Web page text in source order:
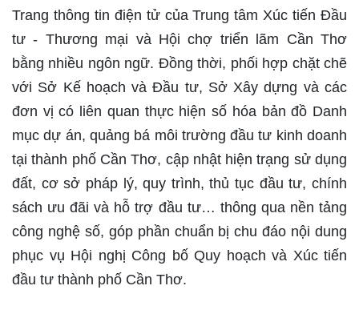
Trang thông tin điện tử của Trung tâm Xúc tiến Đầu
tư - Thương mại và Hội chợ triển lãm Cần Thơ
bằng nhiều ngôn ngữ. Đồng thời, phối hợp chặt chẽ
với Sở Kế hoạch và Đầu tư, Sở Xây dựng và các
đơn vị có liên quan thực hiện số hóa bản đồ Danh
mục dự án, quảng bá môi trường đầu tư kinh doanh
tại thành phố Cần Thơ, cập nhật hiện trạng sử dụng
đất, cơ sở pháp lý, quy trình, thủ tục đầu tư, chính
sách ưu đãi và hỗ trợ đầu tư… thông qua nền tảng
công nghệ số, góp phần chuẩn bị chu đáo nội dung
phục vụ Hội nghị Công bố Quy hoạch và Xúc tiến
đầu tư thành phố Cần Thơ.